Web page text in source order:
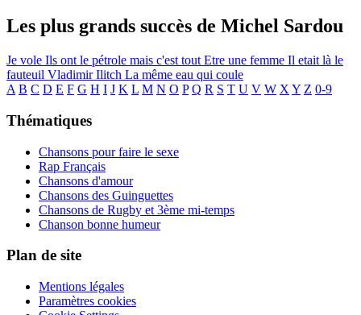
Les plus grands succès de Michel Sardou
Je vole Ils ont le pétrole mais c'est tout Etre une femme Il etait là le
fauteuil Vladimir Ilitch La même eau qui coule
A B C D E F G H I J K L M N O P Q R S T U V W X Y Z 0-9
Thématiques
Chansons pour faire le sexe
Rap Français
Chansons d'amour
Chansons des Guinguettes
Chansons de Rugby et 3ème mi-temps
Chanson bonne humeur
Plan de site
Mentions légales
Paramètres cookies